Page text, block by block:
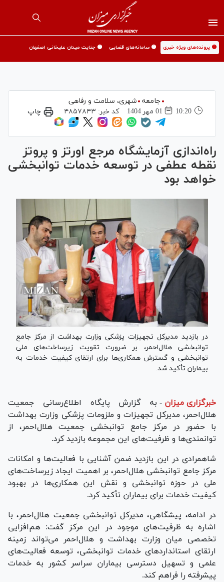
🟡 پرونده‌های ویژه خبری 🟡 سامانه‌های قضایی 🟡 جنایت میدان علیخانی اصفهان
جامعه
شهری،‌ سلامت و رفاهی
10:20
01 مهر 1404 کد خبر: ۴۸۵۷۸۴۳ چاپ
راه‌اندازی آزمایشگاه مرجع اورتز و پروتز
نقطه عطفی در توسعه خدمات توانبخشی
خواهد بود
در بازدید مدیرکل تجهیزات پزشکی وزارت بهداشت از مرکز جامع
توانبخشی هلال‌احمر، بر ضرورت تقویت زیرساخت‌های ملی
توانبخشی و گسترش همکاری‌ها برای ارتقای کیفیت خدمات به
بیماران تأکید شد.
خبرگزاری میزان - به گزارش پایگاه اطلاع‌رسانی جمعیت
هلال‌احمر، مدیرکل تجهیزات و ملزومات پزشکی وزارت بهداشت
با حضور در مرکز جامع توانبخشی جمعیت هلال‌احمر، از
توانمندی‌ها و ظرفیت‌های این مجموعه بازدید کرد.
شاهمرادی در این بازدید ضمن آشنایی با فعالیت‌ها و امکانات
مرکز جامع توانبخشی هلال‌احمر، بر اهمیت ایجاد زیرساخت‌های
ملی در حوزه توانبخشی و نقش این همکاری‌ها در بهبود
کیفیت خدمات برای بیماران تأکید کرد.
در ادامه، پیشگاهی، مدیرکل توانبخشی جمعیت هلال‌احمر، با
اشاره به ظرفیت‌های موجود در این مرکز گفت: هم‌افزایی
تخصصی میان وزارت بهداشت و هلال‌احمر می‌تواند زمینه
ارتقای استاندارد‌های خدمات توانبخشی، توسعه فعالیت‌های
علمی و تسهیل دسترسی بیماران سراسر کشور به خدمات
پیشرفته را فراهم کند.